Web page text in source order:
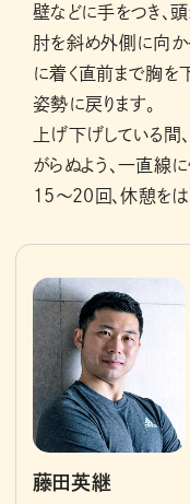
壁などに手をつき、
肘を斜め外側に向か
に着く直前まで胸を
姿勢に戻ります。
上げ下げしている間
がらぬよう、一直線に
15～20回、休憩をは
藤田英継